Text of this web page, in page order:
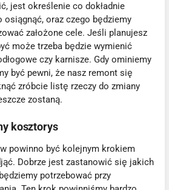
jest określenie co dokładnie
osiągnąć, oraz czego będziemy
założone cele. Jeśli planujesz
może trzeba będzie wymienić
czy karnisze. Gdy ominiemy
być pewni, że nasz remont się
zróbcie listę rzeczy do zmiany
zostaną.
kosztorys
powinno być kolejnym krokiem
Dobrze jest zastanowić się jakich
potrzebować przy